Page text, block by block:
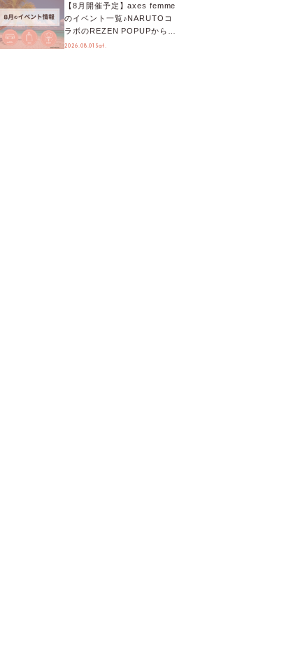
が手に入る◎
【8月開催予定】axes femme
のイベント一覧♪NARUTOコ
ラボのREZEN POPUPから、
プチYour Stage.、ティーパー
2026.08.01 Sat.